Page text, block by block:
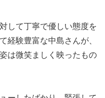
して丁寧で優しい態度を
経験豊富な中島さんが、
は微笑ましく映ったもの